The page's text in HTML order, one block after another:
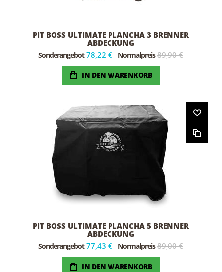
PIT BOSS ULTIMATE PLANCHA 3 BRENNER
ABDECKUNG
Sonderangebot 78,22 € Normalpreis 89,90 €
IN DEN WARENKORB
PIT BOSS ULTIMATE PLANCHA 5 BRENNER
ABDECKUNG
Sonderangebot 77,43 € Normalpreis 89,00 €
IN DEN WARENKORB